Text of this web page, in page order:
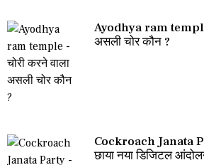
Ayodhya ram temple
असली चोर कौन ?
Cockroach Janata
छाया नया डिजिटल